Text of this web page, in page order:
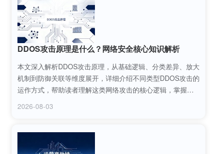
DDOS攻击原理是什么？网络安全核心知识解析
本文深入解析DDOS攻击原理，从基础逻辑、分类差异、放大
机制到防御关联等维度展开，详细介绍不同类型DDOS攻击的
运作方式，帮助读者理解这类网络攻击的核心逻辑，掌握网
2026-08-03